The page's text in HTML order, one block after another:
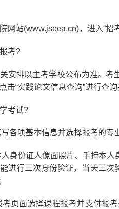
站(www.jseea.cn)，进入“招
考?
排以主考学校公布为准。考
击“实践论文信息查询”进行查
考试?
项基本信息并选择报考的专
份证人像面照片、手持本人
进行三次身份验证，当天三
面选择课程报考并支付报考